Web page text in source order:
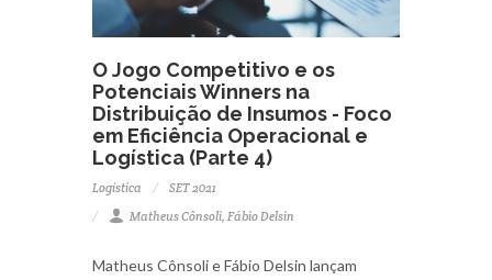
O Jogo Competitivo e os
Potenciais Winners na
Distribuição de Insumos - Foco
em Eficiência Operacional e
Logística (Parte 4)
Logística
SET 2021
Matheus Cônsoli, Fábio Delsin
Matheus Cônsoli e Fábio Delsin lançam